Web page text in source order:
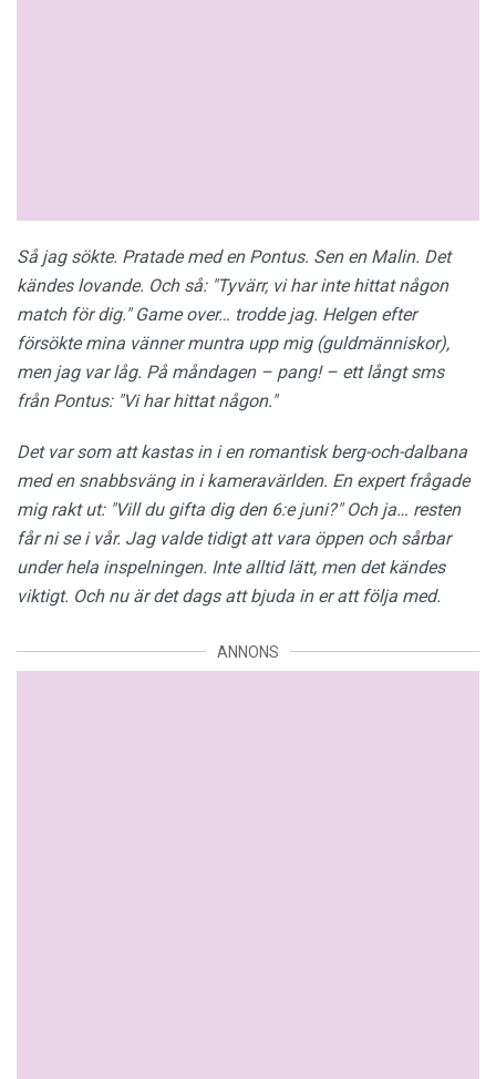
Så jag sökte. Pratade med en Pontus. Sen en Malin. Det
kändes lovande. Och så: "Tyvärr, vi har inte hittat någon
match för dig." Game over… trodde jag. Helgen efter
försökte mina vänner muntra upp mig (guldmänniskor),
men jag var låg. På måndagen – pang! – ett långt sms
från Pontus: "Vi har hittat någon."
Det var som att kastas in i en romantisk berg-och-dalbana
med en snabbsväng in i kameravärlden. En expert frågade
mig rakt ut: "Vill du gifta dig den 6:e juni?" Och ja… resten
får ni se i vår. Jag valde tidigt att vara öppen och sårbar
under hela inspelningen. Inte alltid lätt, men det kändes
viktigt. Och nu är det dags att bjuda in er att följa med.
ANNONS